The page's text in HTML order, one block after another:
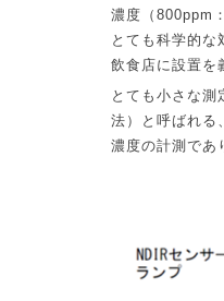
濃度（ 800ppm
とても科学的な
飲食店に設置を
とても小さな測
法）と呼ばれる
濃度の計測であ